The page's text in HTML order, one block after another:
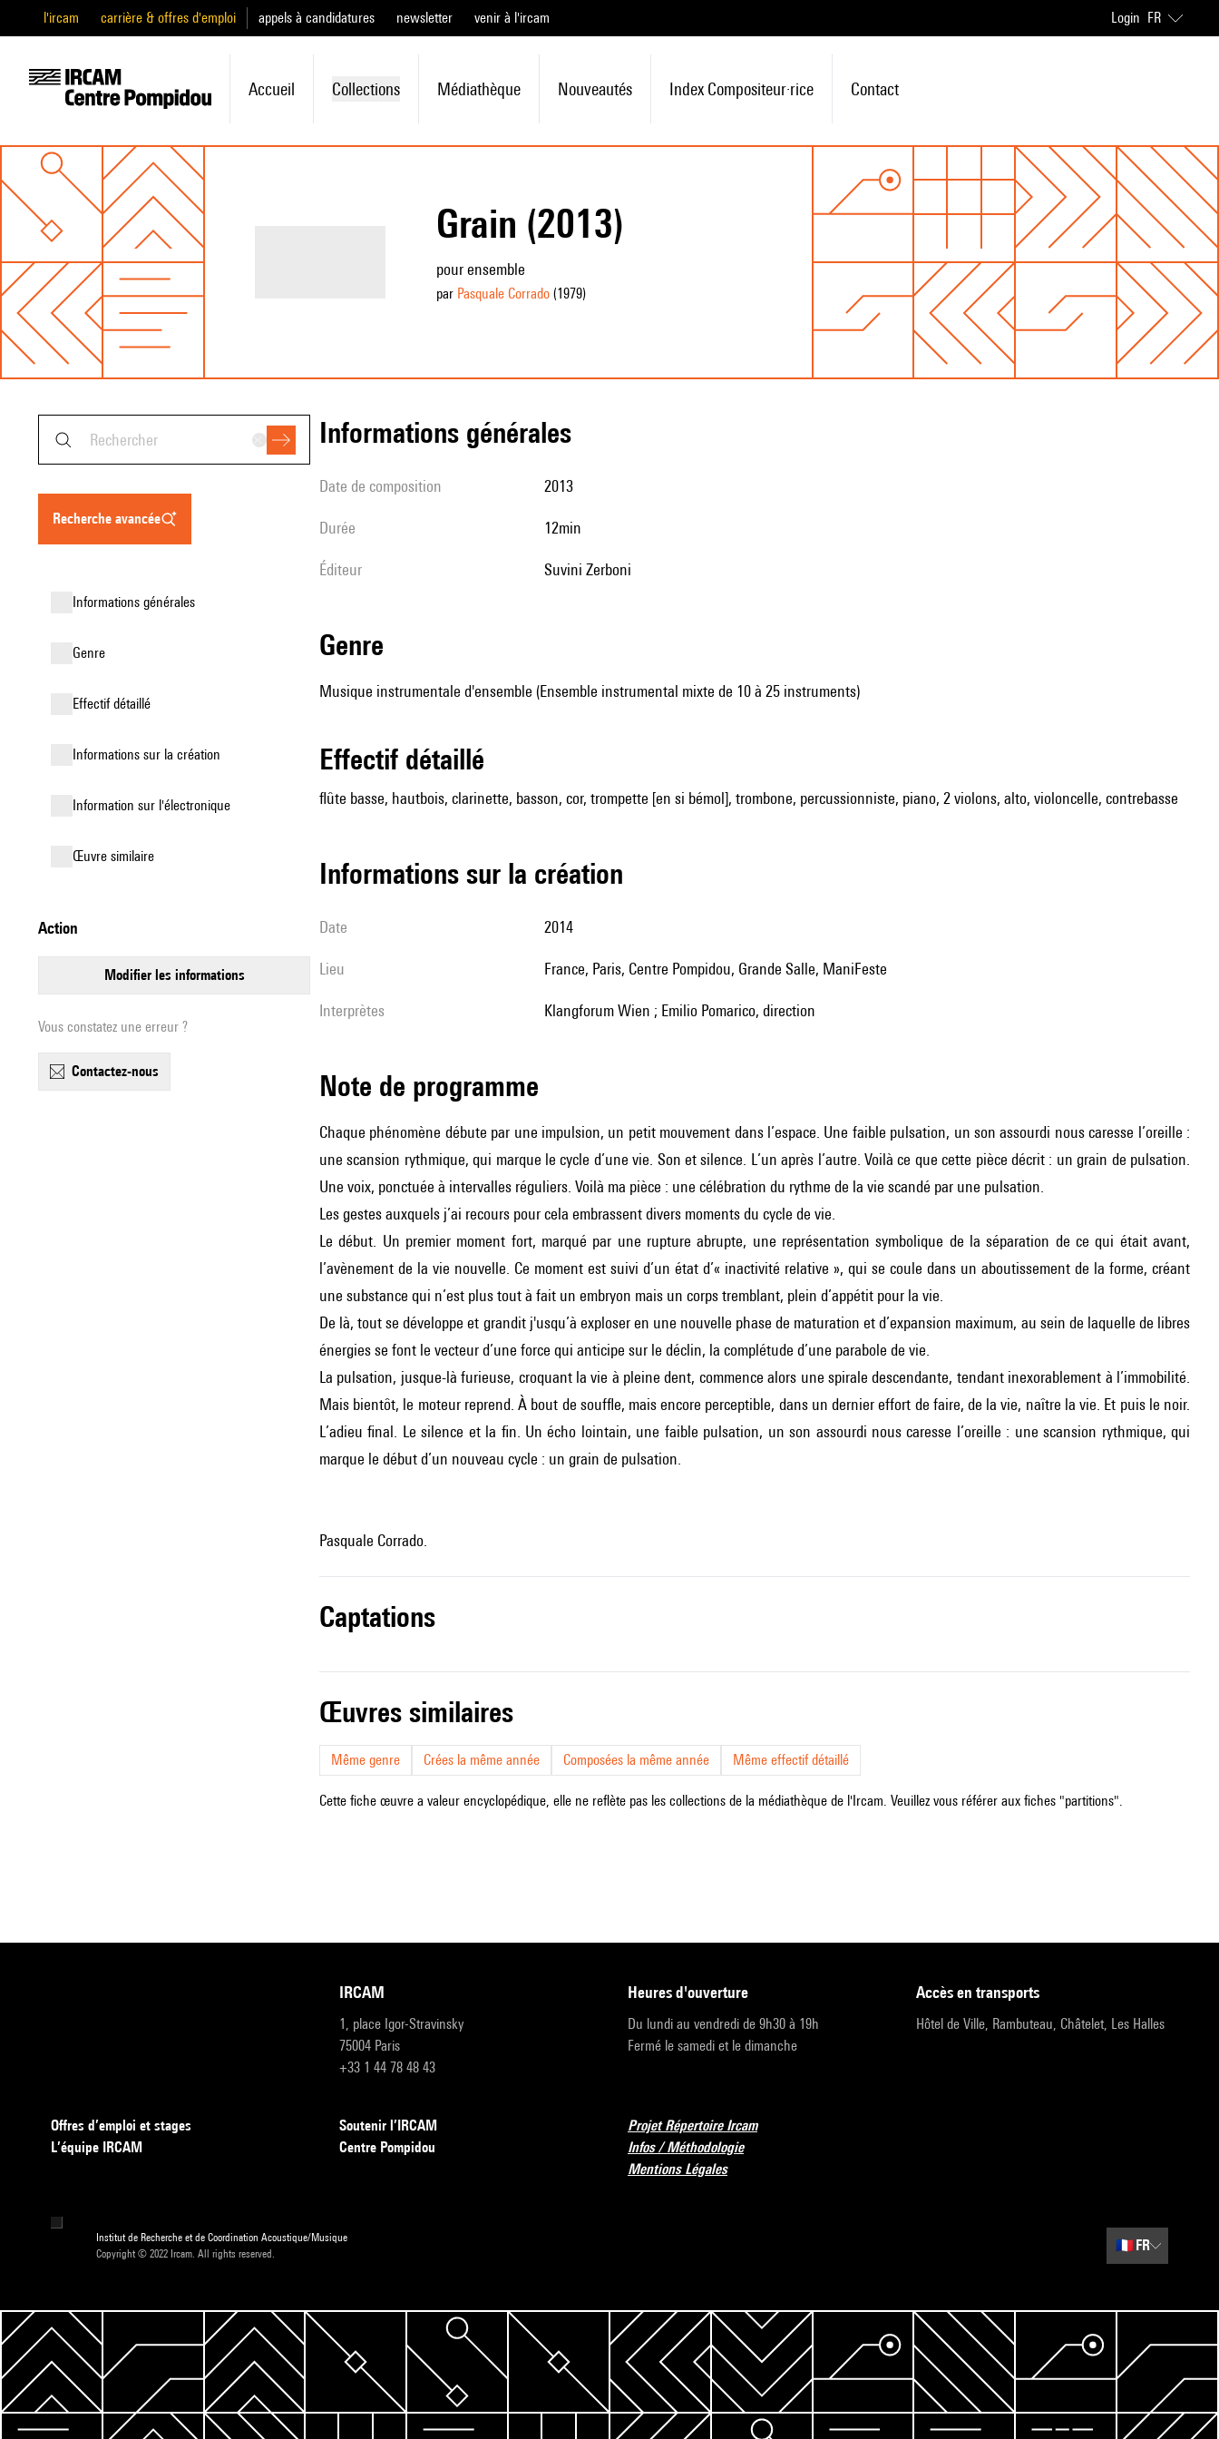
l'ircam carrière & offres d'emploi appels à candidatures newsletter venir à l'ircam Login FR
Accueil Collections Médiathèque Nouveautés Index Compositeur·rice Contact
Grain (2013)
pour ensemble
par Pasquale Corrado(1979)
recherche avancée
informations générales
genre
effectif détaillé
informations sur la création
Information sur l'électronique
œuvre similaire
action
modifier les informations
Vous constatez une erreur ?
contactez-nous
informations générales
date de composition 2013
durée 12min
éditeur Suvini Zerboni
genre
Musique instrumentale d'ensemble (Ensemble instrumental mixte de 10 à 25 instruments)
effectif détaillé
flûte basse, hautbois, clarinette, basson, cor, trompette [en si bémol], trombone, percussionniste, piano, 2 violons, alto, violoncelle, contrebasse
informations sur la création
date 2014
lieu France, Paris, Centre Pompidou, Grande Salle, ManiFeste
interprètes Klangforum Wien ; Emilio Pomarico, direction
Note de programme
Chaque phénomène débute par une impulsion, un petit mouvement dans l’espace. Une faible pulsation, un son assourdi nous caresse l’oreille :
une scansion rythmique, qui marque le cycle d’une vie. Son et silence. L’un après l’autre. Voilà ce que cette pièce décrit : un grain de pulsation.
Une voix, ponctuée à intervalles réguliers. Voilà ma pièce : une célébration du rythme de la vie scandé par une pulsation.
Les gestes auxquels j’ai recours pour cela embrassent divers moments du cycle de vie.
Le début. Un premier moment fort, marqué par une rupture abrupte, une représentation symbolique de la séparation de ce qui était avant,
l’avènement de la vie nouvelle. Ce moment est suivi d’un état d’« inactivité relative », qui se coule dans un aboutissement de la forme, créant
une substance qui n’est plus tout à fait un embryon mais un corps tremblant, plein d’appétit pour la vie.
De là, tout se développe et grandit j'usqu’à exploser en une nouvelle phase de maturation et d’expansion maximum, au sein de laquelle de libres
énergies se font le vecteur d’une force qui anticipe sur le déclin, la complétude d’une parabole de vie.
La pulsation, jusque-là furieuse, croquant la vie à pleine dent, commence alors une spirale descendante, tendant inexorablement à l’immobilité.
Mais bientôt, le moteur reprend. À bout de souffle, mais encore perceptible, dans un dernier effort de faire, de la vie, naître la vie. Et puis le noir.
L’adieu final. Le silence et la fin. Un écho lointain, une faible pulsation, un son assourdi nous caresse l’oreille : une scansion rythmique, qui
marque le début d’un nouveau cycle : un grain de pulsation.
Pasquale Corrado.
captations
œuvres similaires
Même genre Crées la même année Composées la même année Même effectif détaillé
Cette fiche œuvre a valeur encyclopédique, elle ne reflète pas les collections de la médiathèque de l'Ircam. Veuillez vous référer aux fiches "partitions".
IRCAM
1, place Igor-Stravinsky
75004 Paris
+33 1 44 78 48 43
heures d'ouverture
Du lundi au vendredi de 9h30 à 19h
Fermé le samedi et le dimanche
accès en transports
Hôtel de Ville, Rambuteau, Châtelet, Les Halles
Offres d’emploi et stages
L’équipe IRCAM
Soutenir l’IRCAM
Centre Pompidou
Projet Répertoire Ircam
Infos / Méthodologie
Mentions Légales
Institut de Recherche et de Coordination Acoustique/Musique
Copyright © 2022 Ircam. All rights reserved.
🇫🇷 FR